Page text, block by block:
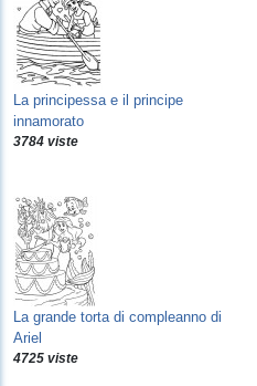
La principessa e il principe
innamorato
3784 viste
La grande torta di compleanno di
Ariel
4725 viste